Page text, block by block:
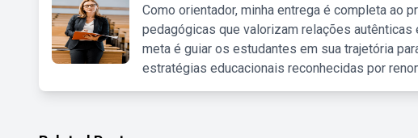
Como orientador, minha entrega é completa ao
pedagógicas que valorizam relações
meta é guiar os estudantes em sua trajetória
estratégias educacionais reconhecidas por